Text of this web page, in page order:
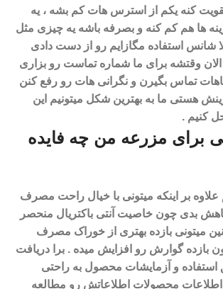
کنه یکم از استرس هات کم بشه ، یه
ها هم کم کنه و بصرفه باشه یه چیزی مثل
شانس استفاده مگازایم رو از دست دادی
الان وقتشه برای ما شماره تماست رو بزاری
تماس بگیرن و نگرانی هات رو رفع کنن
هستی ما به بهترین شکل میتونیم این
کنیم .
برای مزرعه من چه فایده
بر اینکه میتونی با خیال راحت مصرف
بدی چون خاصیت آنتی باکتریال منحصر
میتونی بازده بهتری از خوراک مصرف
بازده گوارش رو افزایش میده . برا دریافت
استفاده و آزمایشات محصول به راحتی
اطلاعات محصولات اطلاعاتش رو مطالعه